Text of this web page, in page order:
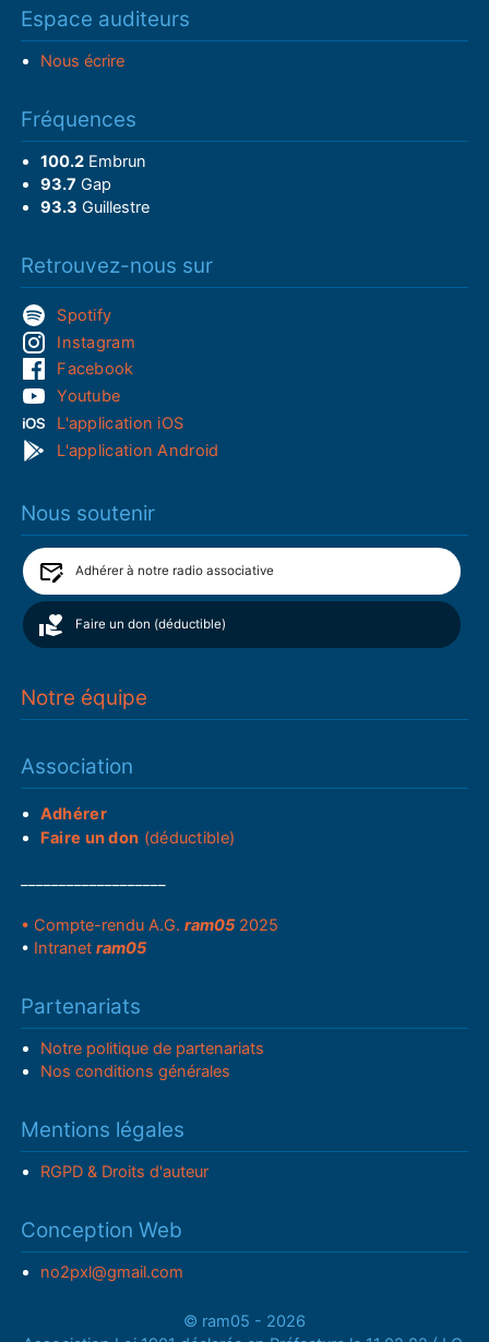
Espace auditeurs
Nous écrire
Fréquences
100.2Embrun
93.7 Gap
93.3 Guillestre
Retrouvez-nous sur
Spotify
Instagram
Facebook
Youtube
L'application iOS
L'application Android
Nous soutenir
Adhérer à notre radio associative
Faire un don (déductible)
Notre équipe
Association
Adhérer
Faire un don (déductible)
• Compte-rendu A.G.ram05 2025
• Intranetram05
Partenariats
Notre politique de partenariats
Nos conditions générales
Mentions légales
RGPD & Droits d'auteur
Conception Web
no2pxl@gmail.com
© ram05 - 2026